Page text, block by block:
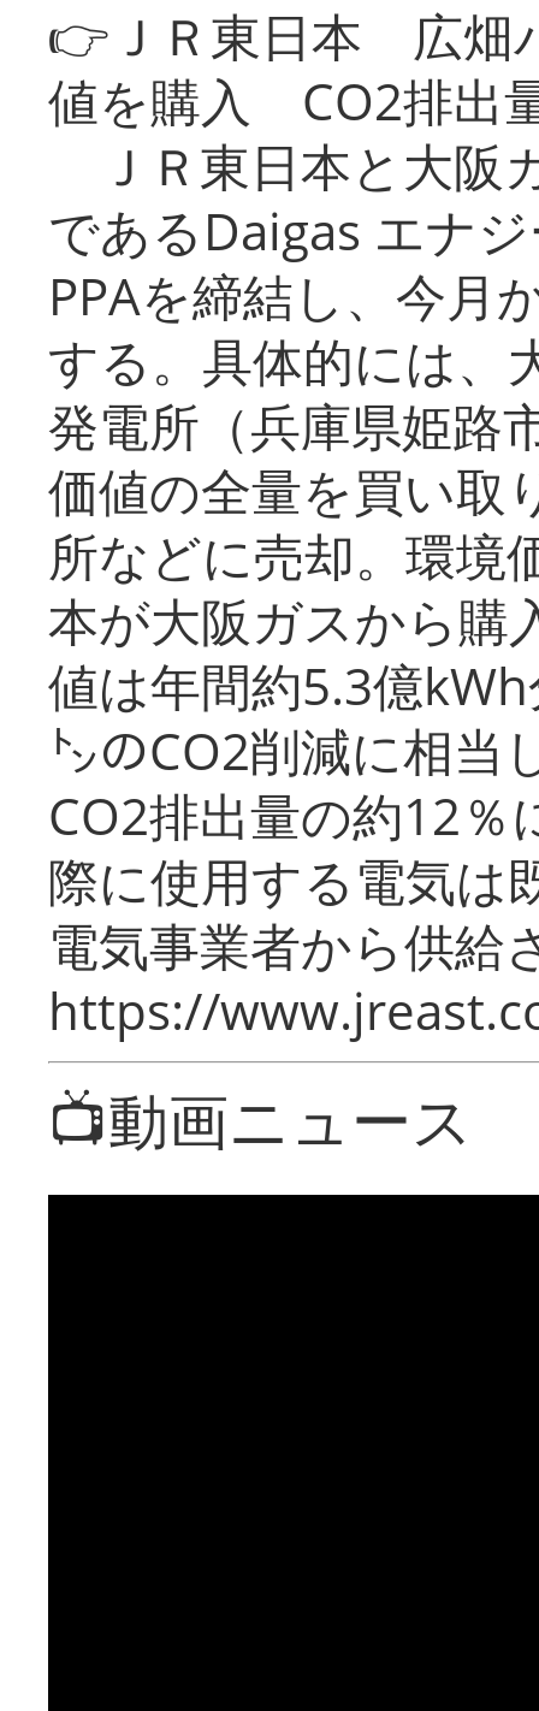
👉ＪＲ東日本 広畑
値を購入 CO2排出
ＪＲ東日本と大阪
であるDaigas エナ
PPAを締結し、今月
する。具体的には、
発電所（兵庫県姫路
価値の全量を買い取
所などに売却。環境
本が大阪ガスから購
値は年間約5.3億
㌧のCO2削減に相当
CO2排出量の約12％
際に使用する電気は
電気事業者から供給
https://
📺動画ニュース